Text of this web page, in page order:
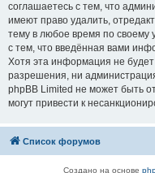
соглашаетесь с тем, что
имеют право удалить,
тему в любое время по своему
с тем, что введённая вами
Хотя эта информация не
разрешения, ни
phpBB Limited не может быть
могут привести к
Список форумов
Создано на основе